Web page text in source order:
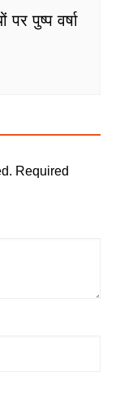
पुष्प वर्षा
Required